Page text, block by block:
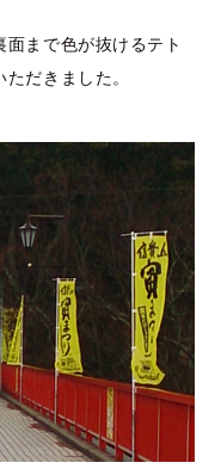
まで色が抜けるテト
だきました。